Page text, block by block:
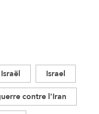
Israël
Israel
contre l'Iran